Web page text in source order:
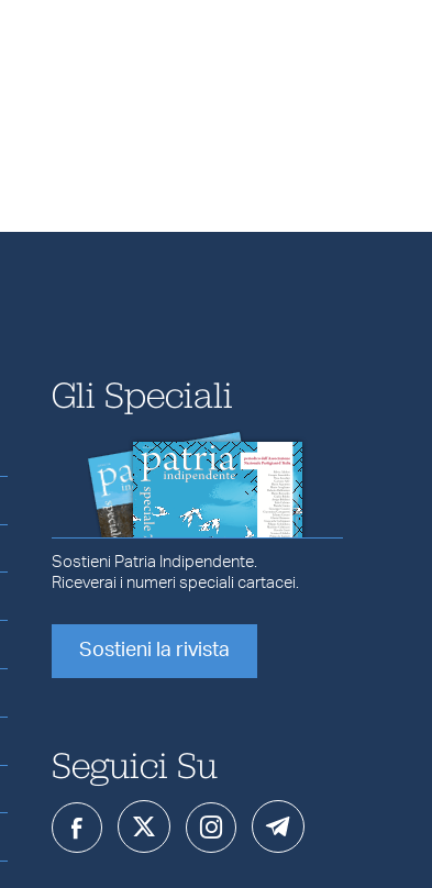
Gli Speciali
Sostieni Patria Indipendente.
Riceverai i numeri speciali cartacei.
Sostieni la rivista
Seguici Su